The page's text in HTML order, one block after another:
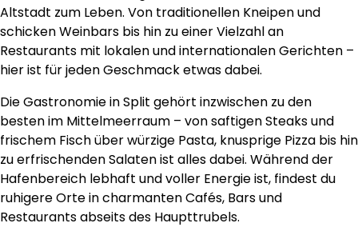
Altstadt zum Leben. Von traditionellen Kneipen und
schicken Weinbars bis hin zu einer Vielzahl an
Restaurants mit lokalen und internationalen Gerichten –
hier ist für jeden Geschmack etwas dabei.
Die Gastronomie in Split gehört inzwischen zu den
besten im Mittelmeerraum – von saftigen Steaks und
frischem Fisch über würzige Pasta, knusprige Pizza bis hin
zu erfrischenden Salaten ist alles dabei. Während der
Hafenbereich lebhaft und voller Energie ist, findest du
ruhigere Orte in charmanten Cafés, Bars und
Restaurants abseits des Haupttrubels.